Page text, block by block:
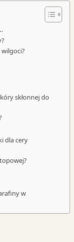
skłonnej do
dla cery
w